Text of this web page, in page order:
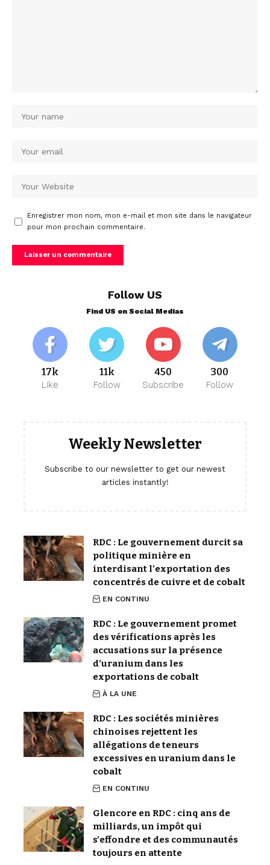
Enregistrer mon nom, mon e-mail et mon site dans le navigateur
pour mon prochain commentaire.
Follow US
Find US on Social Medias
17k
Like
11k
Follow
450
Subscribe
300
Follow
Weekly Newsletter
Subscribe to our newsletter to get our newest
articles instantly!
RDC : Le gouvernement durcit sa
politique minière en
interdisant l’exportation des
concentrés de cuivre et de cobalt
EN CONTINU
RDC : Le gouvernement promet
des vérifications après les
accusations sur la présence
d’uranium dans les
exportations de cobalt
À LA UNE
RDC : Les sociétés minières
chinoises rejettent les
allégations de teneurs
excessives en uranium dans le
cobalt
EN CONTINU
Glencore en RDC : cinq ans de
milliards, un impôt qui
s’effondre et des communautés
toujours en attente